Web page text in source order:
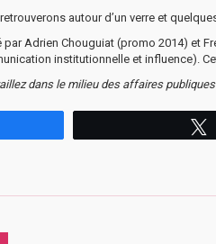
autour d’un verre et
par Adrien Chouguiat (promo 2014) et
institutionnelle et influence).
dans le milieu des affaires